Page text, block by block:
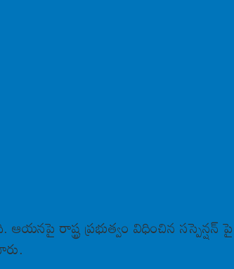
రాష్ట్ర ప్రభుత్వం విధించిన సస్పెన్షన్ పై